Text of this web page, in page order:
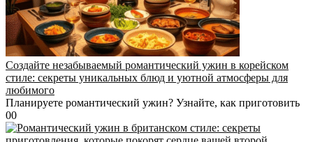
Создайте незабываемый романтический ужин в корейском
стиле: секреты уникальных блюд и уютной атмосферы для
любимого
Планируете романтический ужин? Узнайте, как приготовить
00